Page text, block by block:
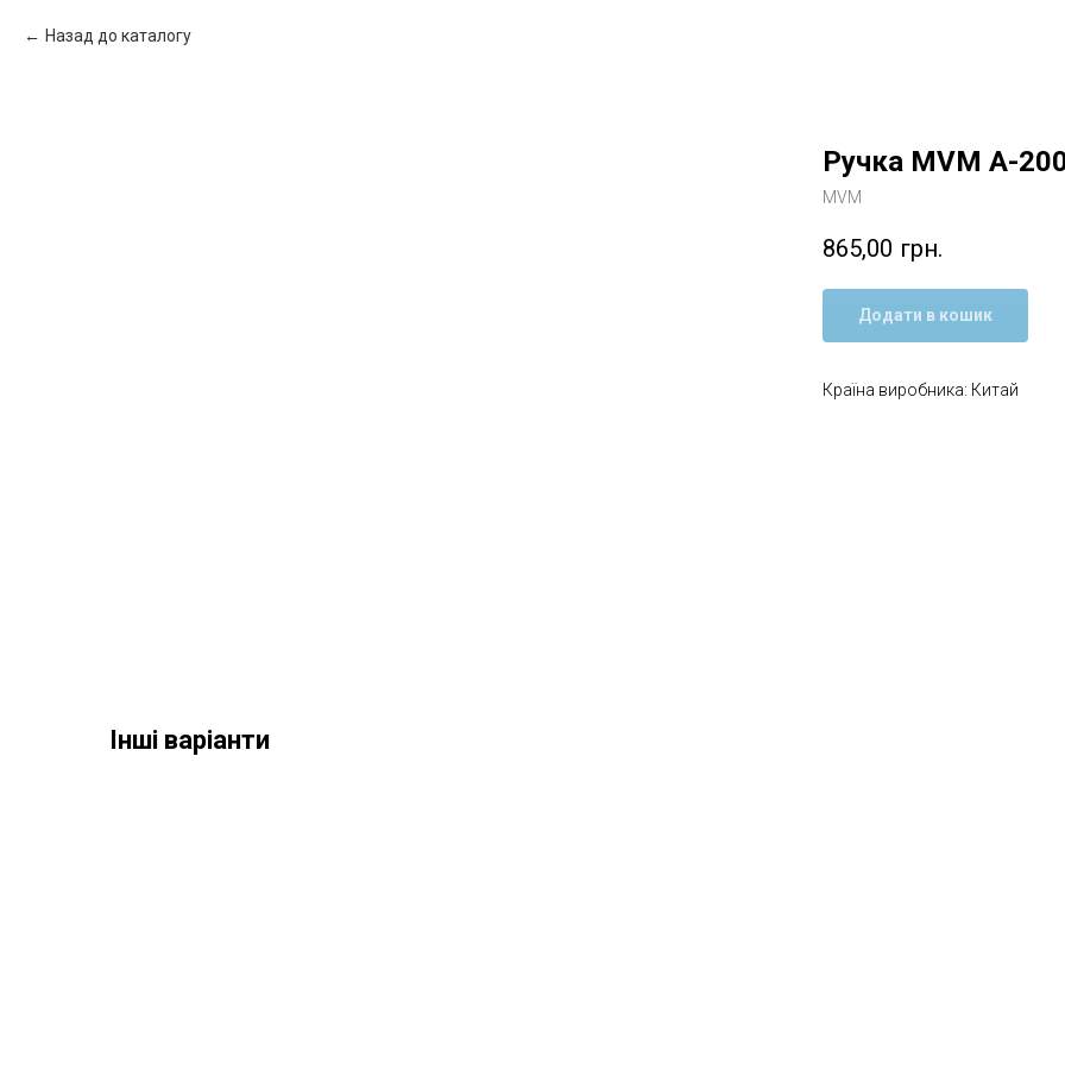
Назад до каталогу
Ручка MVM A-
MVM
865,00 грн.
Додати в кошик
Країна виробника: Китай
Інші варіанти